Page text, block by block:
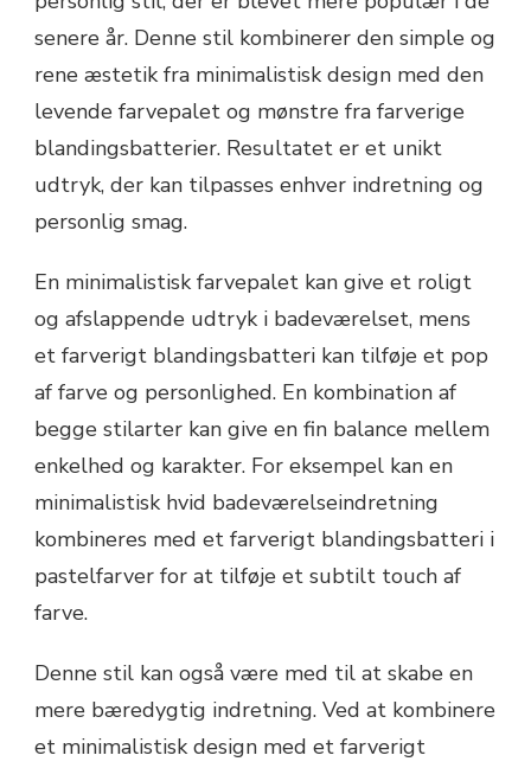
senere år. Denne stil kombinerer den simple og
rene æstetik fra minimalistisk design med den
levende farvepalet og mønstre fra farverige
blandingsbatterier. Resultatet er et unikt
udtryk, der kan tilpasses enhver indretning og
personlig smag.
En minimalistisk farvepalet kan give et roligt
og afslappende udtryk i badeværelset, mens
et farverigt blandingsbatteri kan tilføje et pop
af farve og personlighed. En kombination af
begge stilarter kan give en fin balance mellem
enkelhed og karakter. For eksempel kan en
minimalistisk hvid badeværelseindretning
kombineres med et farverigt blandingsbatteri i
pastelfarver for at tilføje et subtilt touch af
farve.
Denne stil kan også være med til at skabe en
mere bæredygtig indretning. Ved at kombinere
et minimalistisk design med et farverigt